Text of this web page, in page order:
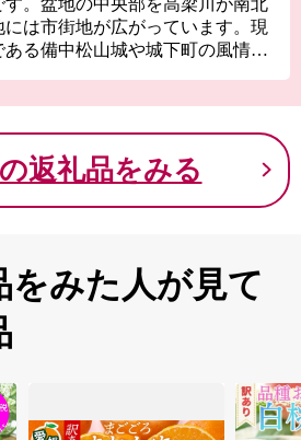
は市街地が広がっています。現
る備中松山城や城下町の風情が
つがれている県下３大踊りの備
県の郷土芸能である備中神楽発祥
境や歴史文化に彩られています。
返礼品をみる
をみた人が見て